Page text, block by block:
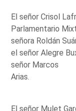
El señor Crisol
Parlamentario
señora Roldán
el señor Alegre
señor Marcos
Arias.
El señor Mulet